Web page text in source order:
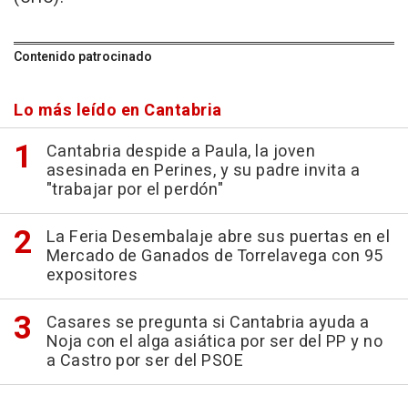
Contenido patrocinado
Lo más leído en Cantabria
Cantabria despide a Paula, la joven
asesinada en Perines, y su padre invita a
"trabajar por el perdón"
La Feria Desembalaje abre sus puertas en el
Mercado de Ganados de Torrelavega con 95
expositores
Casares se pregunta si Cantabria ayuda a
Noja con el alga asiática por ser del PP y no
a Castro por ser del PSOE